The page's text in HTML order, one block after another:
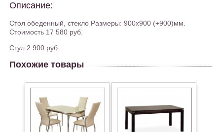
Описание:
Стол обеденный, стекло Размеры: 900х900 (+900)мм.
Стоимость 17 580 руб.
Стул 2 900 руб.
Похожие товары